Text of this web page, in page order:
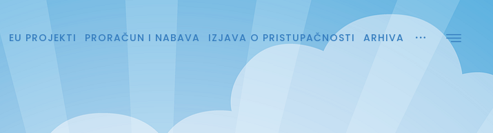
EU PROJEKTI PRORAČUN I NABAVA IZJAVA O PRISTUPAČNOSTI ARHIVA